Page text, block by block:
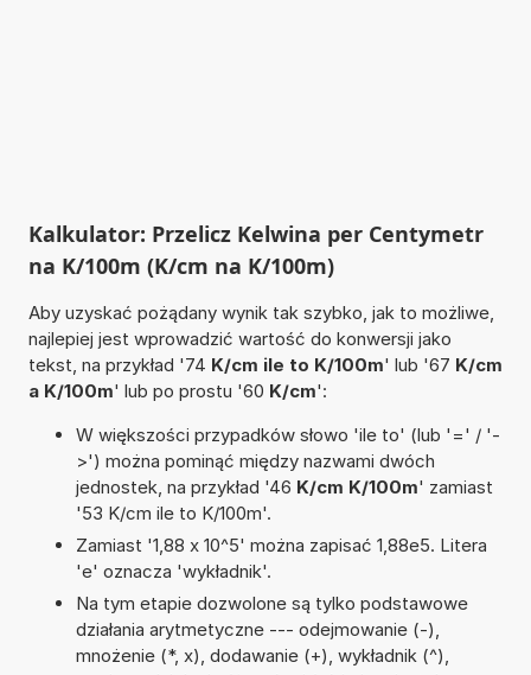
Kalkulator: Przelicz Kelwina per Centymetr
na K/100m (K/cm na K/100m)
Aby uzyskać pożądany wynik tak szybko, jak to możliwe,
najlepiej jest wprowadzić wartość do konwersji jako
tekst, na przykład '74 K/cm ile to K/100m' lub '67 K/cm
a K/100m' lub po prostu '60 K/cm':
W większości przypadków słowo 'ile to' (lub '=' / '-
>') można pominąć między nazwami dwóch
jednostek, na przykład '46 K/cm K/100m' zamiast
'53 K/cm ile to K/100m'.
Zamiast '1,88 x 10^5' można zapisać 1,88e5. Litera
'e' oznacza 'wykładnik'.
Na tym etapie dozwolone są tylko podstawowe
działania arytmetyczne --- odejmowanie (-),
mnożenie (*, x), dodawanie (+), wykładnik (^),